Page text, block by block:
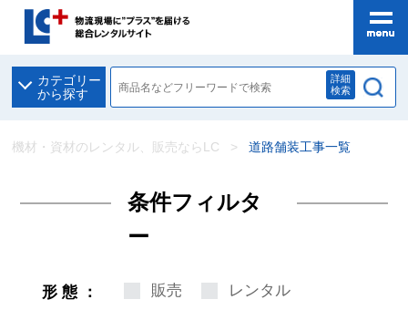
カテゴリー
から探す
詳細
検索
機材・資材のレンタル、販売ならLC 道路舗装工事一覧
条件フィルタ
ー
形態： 販売 レンタル